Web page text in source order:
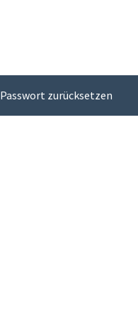
Passwort zurücksetzen